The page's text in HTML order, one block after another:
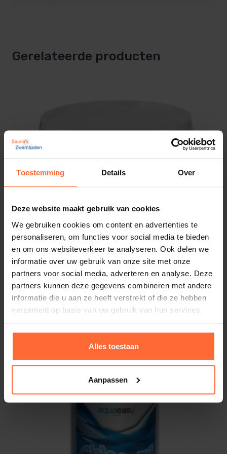
Toestemming Details Over
Deze website maakt gebruik van cookies
We gebruiken cookies om content en advertenties te
personaliseren, om functies voor social media te bieden
en om ons websiteverkeer te analyseren. Ook delen we
informatie over uw gebruik van onze site met onze
partners voor social media, adverteren en analyse. Deze
partners kunnen deze gegevens combineren met andere
informatie die u aan ze heeft verstrekt of die ze hebben
verzameld op basis van uw gebruik van hun services.
Alles toestaan
Aanpassen
Gerelateerde producten
Aqua Easy Chloor 70, 20g tabletten 5 kg
74,95 Op voorraad